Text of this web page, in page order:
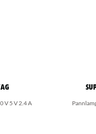
V 5 V 2.4 A